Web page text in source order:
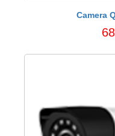
Camera